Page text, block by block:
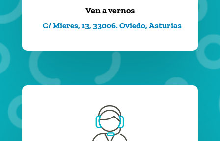
Ven a vernos
C/ Mieres, 13, 33006. Oviedo, Asturias